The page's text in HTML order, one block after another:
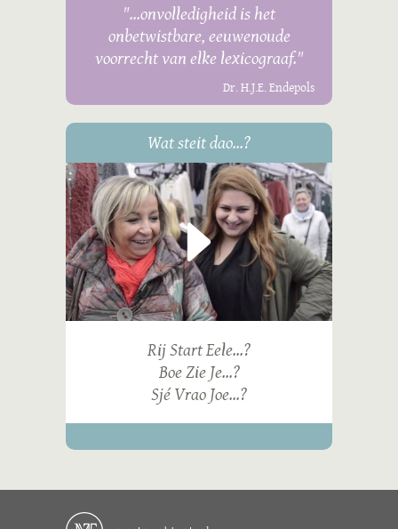
"...onvolledigheid is het
onbetwistbare, eeuwenoude
voorrecht van elke lexicograaf."
Dr. H.J.E. Endepols
Wat steit dao...?
Rij Start Eele...?
Boe Zie Je...?
Sjé Vrao Joe...?